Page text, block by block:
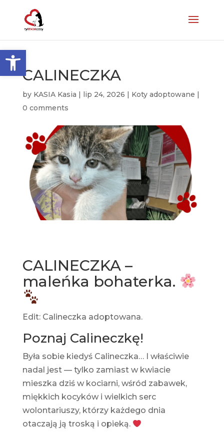
Otwórz pasek narzędzi
CALINECZKA
by KASIA Kasia | lip 24, 2026 | Koty adoptowane |
0 comments
CALINECZKA –
maleńka bohaterka.
Edit: Calineczka adoptowana.
Poznaj Calineczkę!
Była sobie kiedyś Calineczka… I właściwie
nadal jest — tylko zamiast w kwiacie
mieszka dziś w kociarni, wśród zabawek,
miękkich kocyków i wielkich serc
wolontariuszy, którzy każdego dnia
otaczają ją troską i opieką.